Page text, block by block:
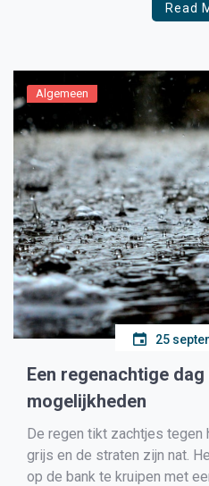
iedereen welkom om teRead
Algemeen
25
Een regenachtige
mogelijkheden
De regen tikt zachtjes tegen
grijs en de straten zijn nat.
op de bank te kruipen met